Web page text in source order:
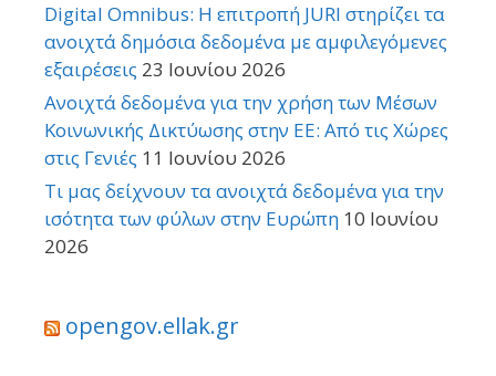
Digital Omnibus: Η επιτροπή JURI στηρίζει τα
ανοιχτά δημόσια δεδομένα με αμφιλεγόμενες
εξαιρέσεις 23 Ιουνίου 2026
Ανοιχτά δεδομένα για την χρήση των Μέσων
Κοινωνικής Δικτύωσης στην ΕΕ: Από τις Χώρες
στις Γενιές 11 Ιουνίου 2026
Τι μας δείχνουν τα ανοιχτά δεδομένα για την
ισότητα των φύλων στην Ευρώπη 10 Ιουνίου
2026
opengov.ellak.gr